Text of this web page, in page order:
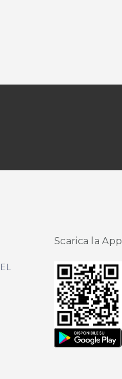
Scarica la App